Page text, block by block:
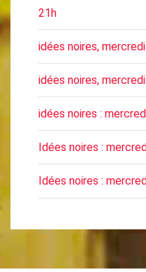
21h
idées noires,
idées noires,
idées noires :
Idées noires :
Idées noires :